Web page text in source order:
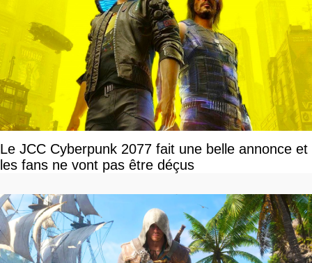
Le JCC Cyberpunk 2077 fait une belle annonce et
les fans ne vont pas être déçus